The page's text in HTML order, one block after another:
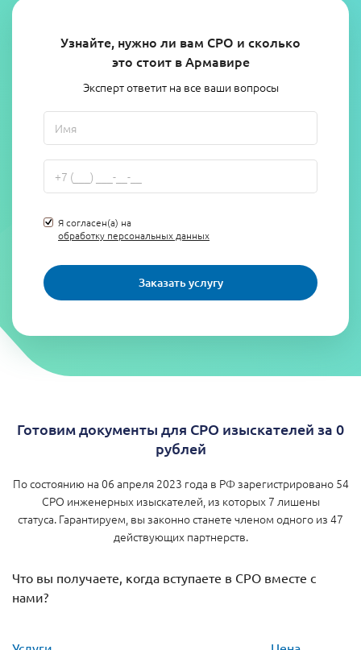
Узнайте, нужно ли вам СРО и сколько
это стоит в Армавире
Эксперт ответит на все ваши вопросы
Я согласен(а) на
обработку персональных данных
Заказать услугу
Готовим документы для СРО изыскателей за 0
рублей
По состоянию на 06 апреля 2023 года в РФ зарегистрировано 54
СРО инженерных изыскателей, из которых 7 лишены
статуса. Гарантируем, вы законно станете членом одного из 47
действующих партнерств.
Что вы получаете, когда вступаете в СРО вместе с
нами?